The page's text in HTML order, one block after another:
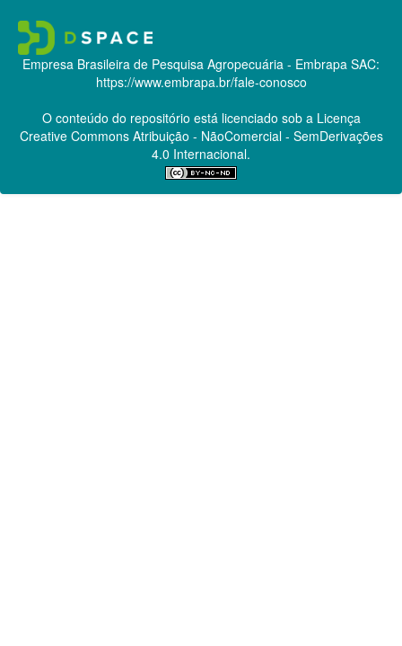
Empresa Brasileira de Pesquisa Agropecuária - Embrapa SAC:
https://www.embrapa.br/fale-conosco
O conteúdo do repositório está licenciado sob a Licença
Creative CommonsAtribuição - NãoComercial - SemDerivações
4.0 Internacional.